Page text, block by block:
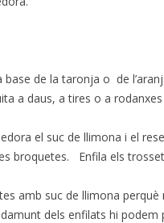
base de la taronja o de
a daus, a tires o a
el suc de llimona i el
broquetes. Enfila els
amb suc de llimona perquè
dels enfilats hi